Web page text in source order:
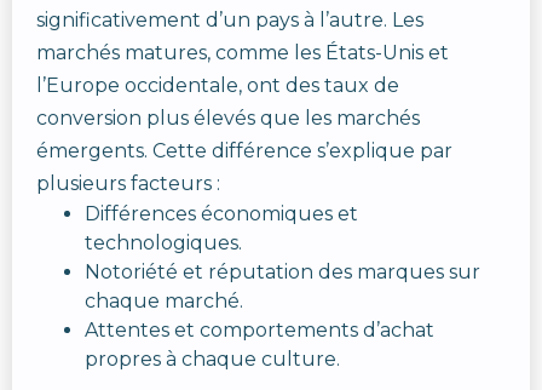
significativement d’un pays à l’autre. Les
marchés matures, comme les États-Unis et
l’Europe occidentale, ont des taux de
conversion plus élevés que les marchés
émergents. Cette différence s’explique par
plusieurs facteurs :
Différences économiques et
technologiques.
Notoriété et réputation des marques sur
chaque marché.
Attentes et comportements d’achat
propres à chaque culture.